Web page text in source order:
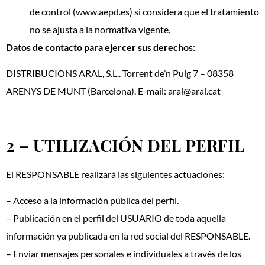
de control (www.aepd.es) si considera que el tratamiento
no se ajusta a la normativa vigente.
Datos de contacto para ejercer sus derechos:
DISTRIBUCIONS ARAL, S.L.. Torrent de’n Puig 7 – 08358
ARENYS DE MUNT (Barcelona). E-mail: aral@aral.cat
2 – UTILIZACIÓN DEL PERFIL
El RESPONSABLE realizará las siguientes actuaciones:
– Acceso a la información pública del perfil.
– Publicación en el perfil del USUARIO de toda aquella
información ya publicada en la red social del RESPONSABLE.
– Enviar mensajes personales e individuales a través de los